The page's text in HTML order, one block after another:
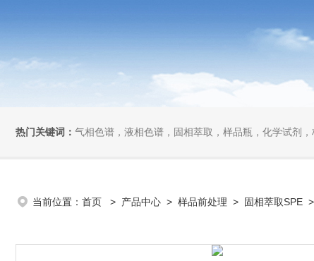
热门关键词： 气相色谱，液相色谱，固相萃取，样品瓶，化学试剂
当前位置： 首页 > 产品中心 > 样品前处理 > 固相萃取SPE